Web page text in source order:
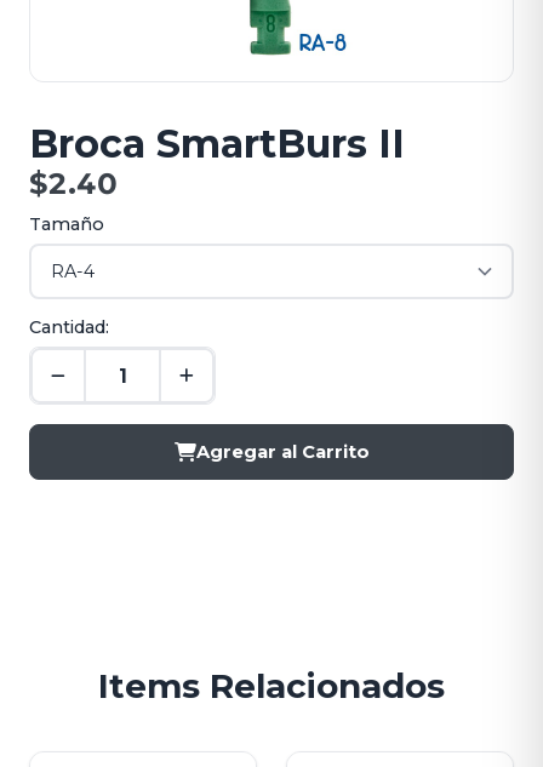
Broca SmartBurs II
$2.40
Tamaño
Cantidad:
Agregar al Carrito
Items Relacionados